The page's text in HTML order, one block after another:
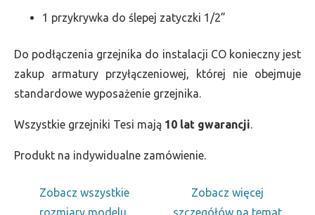
1 przykrywka do ślepej zatyczki 1/2”
Do podłączenia grzejnika do instalacji CO konieczny jest
zakup armatury przyłączeniowej, której nie obejmuje
standardowe wyposażenie grzejnika.
Wszystkie grzejniki Tesi mają 10 lat gwarancji.
Produkt na indywidualne zamówienie.
Zobacz wszystkie
Zobacz więcej